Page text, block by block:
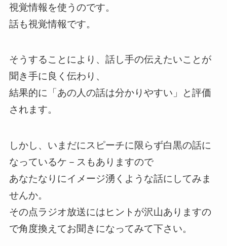
視覚情報を使うのです。
話も視覚情報です。
そうすることにより、話し手の伝えたいことが
聞き手に良く伝わり、
結果的に「あの人の話は分かりやすい」と評価
されます。
しかし、いまだにスピーチに限らず白黒の話に
なっているケ－スもありますので
あなたなりにイメージ湧くような話にしてみま
せんか。
その点ラジオ放送にはヒントが沢山ありますの
で角度換えてお聞きになってみて下さい。